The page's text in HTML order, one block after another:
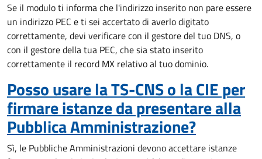
Se il modulo ti informa che l'indirizzo inserito non pare essere
un indirizzo PEC e ti sei accertato di averlo digitato
correttamente, devi verificare con il gestore del tuo DNS, o
con il gestore della tua PEC, che sia stato inserito
correttamente il record MX relativo al tuo dominio.
Posso usare la TS-CNS o la CIE per
firmare istanze da presentare alla
Pubblica Amministrazione?
Sì, le Pubbliche Amministrazioni devono accettare istanze